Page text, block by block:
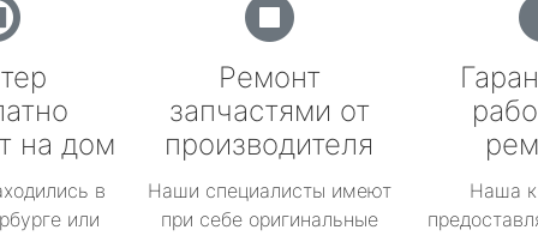
на дом
в
или
Ремонт
запчастями от
производителя
Наши специалисты имеют
при себе оригинальные
Наша